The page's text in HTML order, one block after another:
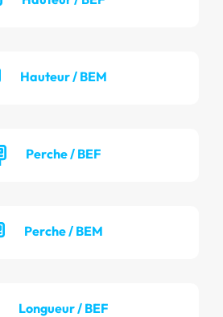
Hauteur / BEM
Perche / BEF
Perche / BEM
Longueur / BEF